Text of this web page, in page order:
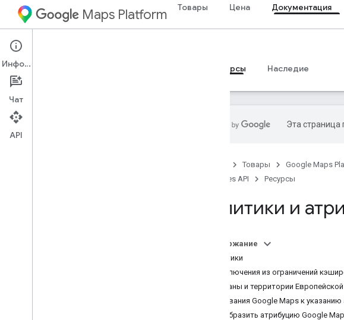
Maps Platform Товары Цена Документация
Web Services
Руководства
Ресурсы Наследие
Эта
Товары Google Maps
Places API
Ресурсы
Политики и
Содержание
Политики
Исключения из ограничений
Страны и территории
Требования Google Maps к
Отобразить атрибуцию Google
Информация
Чат
API